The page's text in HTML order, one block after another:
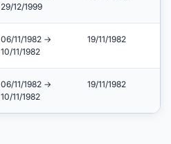
29/12/1999
06/11/1982 →
10/11/1982
19/11/1982
06/11/1982 →
10/11/1982
19/11/1982